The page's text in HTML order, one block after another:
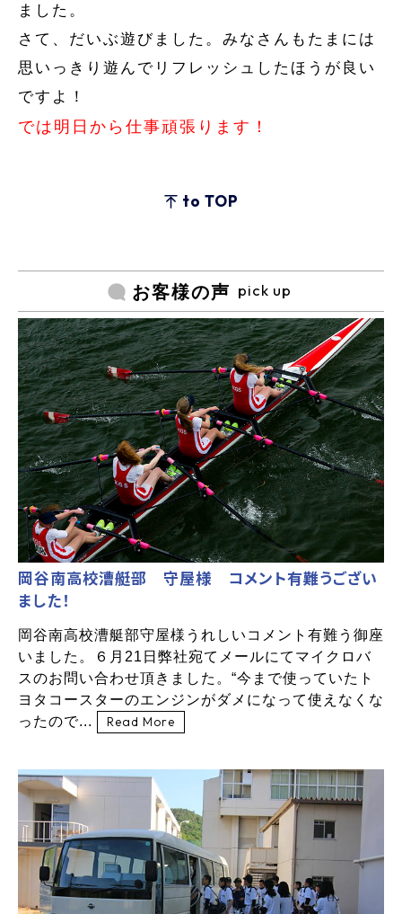
ました。
さて、だいぶ遊びました。みなさんもたまには
思いっきり遊んでリフレッシュしたほうが良い
ですよ！
では明日から仕事頑張ります！
to TOP
お客様の声 pick up
岡谷南高校漕艇部 守屋様 コメント有難うござい
ました！
岡谷南高校漕艇部守屋様うれしいコメント有難う御座
いました。６月21日弊社宛てメールにてマイクロバ
スのお問い合わせ頂きました。“今まで使っていたト
ヨタコースターのエンジンがダメになって使えなくな
ったので...
Read More